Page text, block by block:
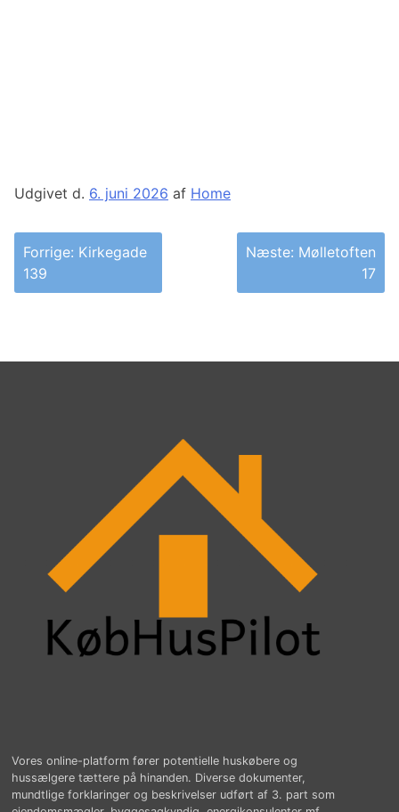
Udgivet d. 6. juni 2026 af Home
Indlægsnavigation
Forrige: Kirkegade
139
Næste: Mølletoften
17
Vores online-platform fører potentielle huskøbere og
hussælgere tættere på hinanden. Diverse dokumenter,
mundtlige forklaringer og beskrivelser udført af 3. part som